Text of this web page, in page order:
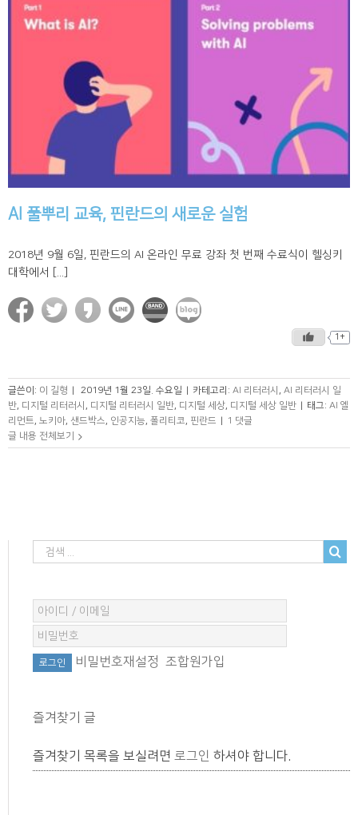
AI 풀뿌리 교육, 핀란드의 새로운 실험
2018년 9월 6일, 핀란드의 AI 온라인 무료 강좌 첫 번째 수료식이 헬싱키
대학에서 [...]
1+
글쓴이: 이 길형 2019년 1월 23일. 수요일 카테고리: AI 리터러시 , AI 리터러시 일
반, 디지털 리터러시 , 디지털 리터러시 일반, 디지털 세상, 디지털 세상 일반 태그: AI 엘
리먼트, 노키아, 샌드박스, 인공지능, 폴리티코, 핀란드
1 댓글
글 내용 전체보기
비밀번호재설정 조합원가입
즐겨찾기 글
즐겨찾기 목록을 보실려면 로그인 하셔야 합니다.